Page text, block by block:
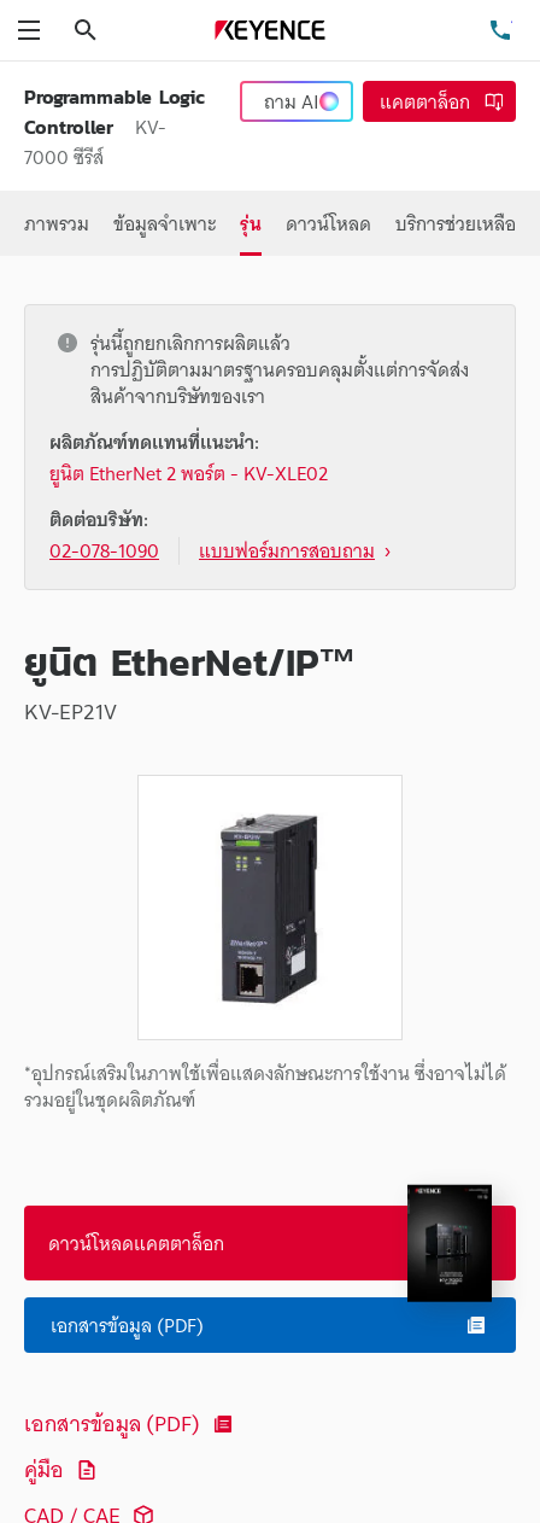
Programmable Logic
Controller
KV-
7000 ซีรีส์
ถามAI แคตตาล็อก
ภาพรวม ข้อมูลจำเพาะ รุ่น ดาวน์โหลด บริการช่วยเหลือ
รุ่นนี้ถูกยกเลิกการผลิตแล้ว
การปฏิบัติตามมาตรฐานครอบคลุมตั้งแต่การจัดส่ง
สินค้าจากบริษัทของเรา
ผลิตภัณฑ์ทดแทนที่แนะนำ:
ยูนิต EtherNet 2 พอร์ต - KV-XLE02
ติดต่อบริษัท:
02-078-1090
แบบฟอร์มการสอบถาม
ยูนิต EtherNet/IP™
KV-EP21V
*อุปกรณ์เสริมในภาพใช้เพื่อแสดงลักษณะการใช้งาน ซึ่งอาจไม่ได้
รวมอยู่ในชุดผลิตภัณฑ์
ดาวน์โหลดแคตตาล็อก
เอกสารข้อมูล (PDF)
เอกสารข้อมูล (PDF)
คู่มือ